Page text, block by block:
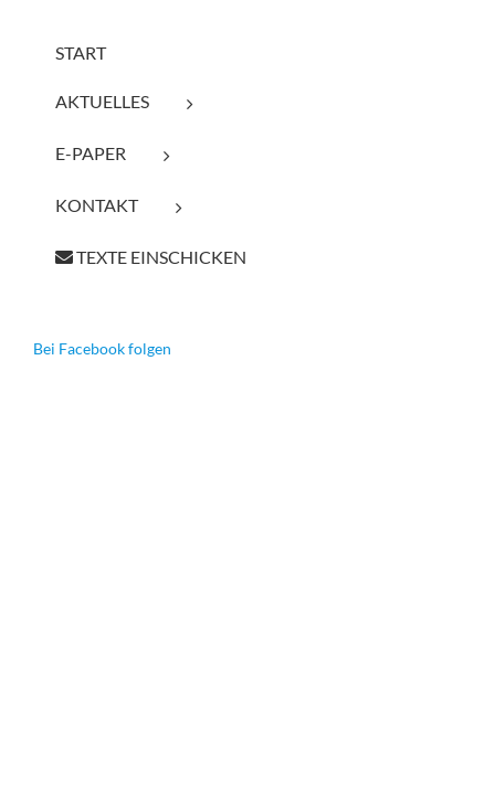
START
AKTUELLES
E-PAPER
KONTAKT
TEXTE EINSCHICKEN
Bei Facebook folgen